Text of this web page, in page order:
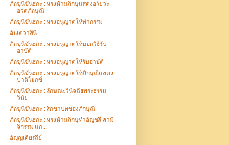
ภิกขุนีขันธกะ : ทรงห้ามภิกษุแสดงอวัยวะ
อวดภิกษุณี
ภิกขุนีขันธกะ : ทรงอนุญาตให้ทำกรรม
อันเตวาสินี
ภิกขุนีขันธกะ : ทรงอนุญาตให้บอกวิธีรับ
อาบัติ
ภิกขุนีขันธกะ : ทรงอนุญาตให้รับอาบัติ
ภิกขุนีขันธกะ : ทรงอนุญาตให้ภิกษุณีแสดง
ปาติโมกข์
ภิกขุนีขันธกะ : ลักษณะวินิจฉัยพระธรรม
วินัย
ภิกขุนีขันธกะ : สิกขาบทของภิกษุณี
ภิกขุนีขันธกะ : ทรงห้ามภิกษุทำอัญชลี สามี
จิกรรม แก...
อัญญเดียรถีย์